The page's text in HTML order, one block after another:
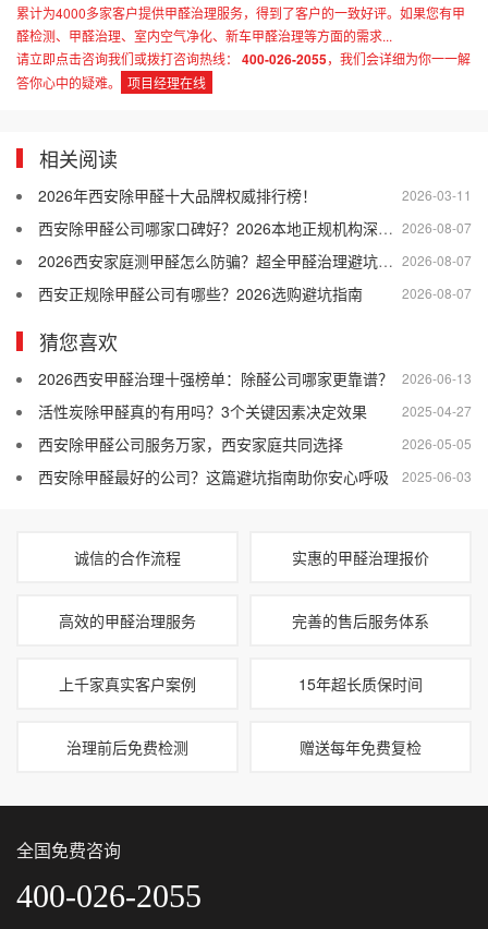
累计为4000多家客户提供甲醛治理服务，得到了客户的一致好评。如果您有甲
醛检测、甲醛治理、室内空气净化、新车甲醛治理等方面的需求...
请立即点击咨询我们或拨打咨询热线：
400-026-2055，我们会详细为你一一解
答你心中的疑难。
项目经理在线
相关阅读
2026-03-11
2026年西安除甲醛十大品牌权威排行榜！
2026-08-07
西安除甲醛公司哪家口碑好？2026本地正规机构深度盘点
2026-08-07
2026西安家庭测甲醛怎么防骗？超全甲醛治理避坑指南
2026-08-07
西安正规除甲醛公司有哪些？2026选购避坑指南
猜您喜欢
2026-06-13
2026西安甲醛治理十强榜单：除醛公司哪家更靠谱？
2025-04-27
活性炭除甲醛真的有用吗？3个关键因素决定效果
2026-05-05
西安除甲醛公司服务万家，西安家庭共同选择
2025-06-03
西安除甲醛最好的公司？这篇避坑指南助你安心呼吸
诚信的合作流程 实惠的甲醛治理报价
高效的甲醛治理服务 完善的售后服务体系
上千家真实客户案例 15年超长质保时间
治理前后免费检测 赠送每年免费复检
全国免费咨询
400-026-2055